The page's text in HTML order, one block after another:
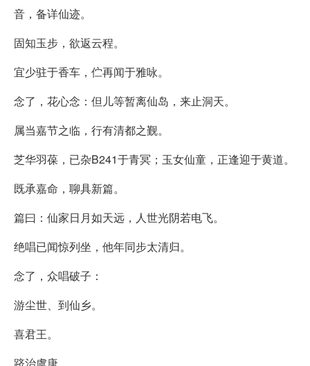
音，备详仙迹。
固知玉步，欲返云程。
宜少驻于香车，伫再闻于雅咏。
念了，花心念：但儿等暂离仙岛，来止洞天。
属当嘉节之临，行有清都之觐。
芝华羽葆，已杂B241于青冥；玉女仙童，正逢迎于黄道。
既承嘉命，聊具新篇。
篇曰：仙家日月如天远，人世光阴若电飞。
绝唱已闻惊列坐，他年同步太清归。
念了，众唱破子：
游尘世、到仙乡。
喜君王。
跻治虞唐。